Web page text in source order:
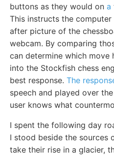
buttons as they would on a
This instructs the
after picture of the
webcam. By comparing
can determine which move
into the Stockfish chess
best response. The
speech and played over
user knows what
I spent the following day
I stood beside the sources
take their rise in a glacier,